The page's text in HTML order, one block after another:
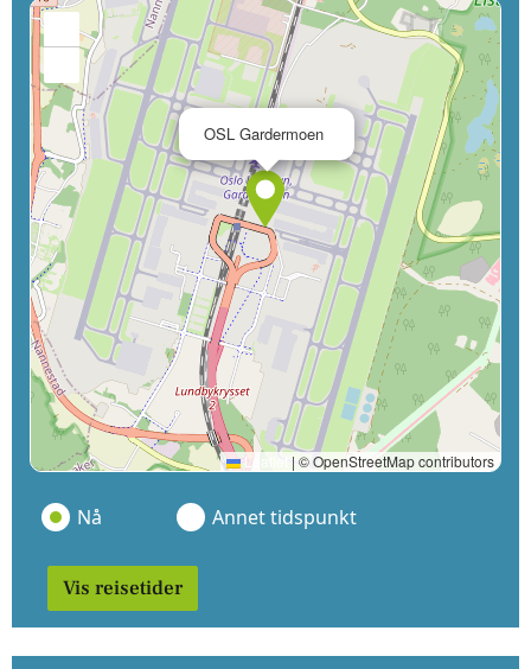
OSL Gardermoen
Leaflet | © OpenStreetMap contributors
Nå Annet tidspunkt
Vis reisetider